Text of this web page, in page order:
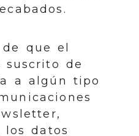
que el
suscrito de
a algún tipo
datos